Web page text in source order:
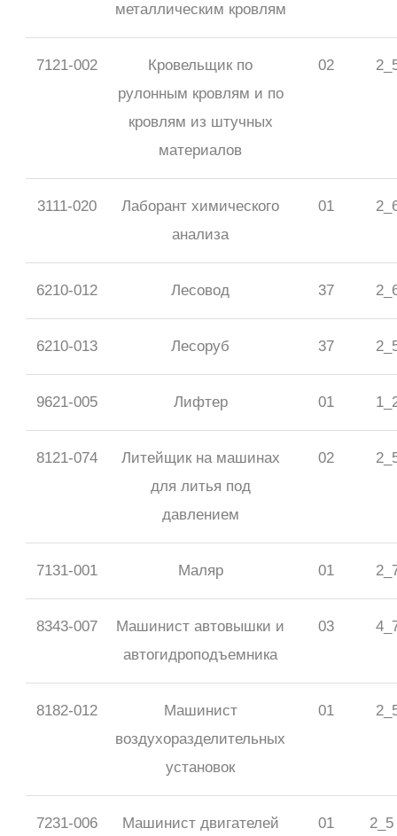
металлическим кровлям
7121-002
Кровельщик по
рулонным кровлям и по
кровлям из штучных
материалов
02
3111-020
Лаборант химического
анализа
01
6210-012 Лесовод 37
6210-013 Лесоруб 37
9621-005 Лифтер 01
8121-074
Литейщик на машинах
для литья под
давлением
02
7131-001 Маляр 01
8343-007
Машинист автовышки и
автогидроподъемника
03
8182-012
Машинист
воздухоразделительных
установок
01
7231-006
Машинист двигателей
01 2_5